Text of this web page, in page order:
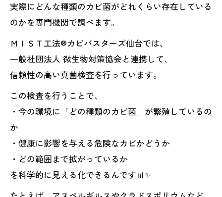
実際にどんな種類のカビ菌がどれくらい存在している
のかを専門機関で調べます。
ＭＩＳＴ工法®カビバスターズ仙台では、
一般社団法人 微生物対策協会と連携して、
信頼性の高い真菌検査を行っています。
この検査を行うことで、
・今の環境に「どの種類のカビ菌」が繁殖しているの
か
・健康に影響を与える危険なカビかどうか
・どの範囲まで拡がっているか
を科学的に見える化できるんです📊✨